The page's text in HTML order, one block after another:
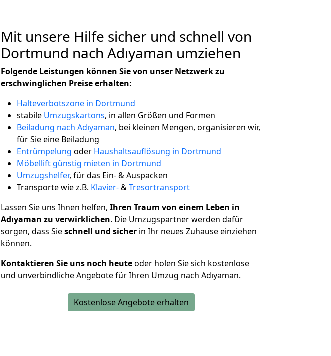
Mit unsere Hilfe sicher und schnell von
Dortmund nach Adıyaman umziehen
Folgende Leistungen können Sie von unser Netzwerk zu
erschwinglichen Preise erhalten:
Halteverbotszone in Dortmund
stabile Umzugskartons, in allen Größen und Formen
Beiladung nach Adıyaman, bei kleinen Mengen, organisieren wir,
für Sie eine Beiladung
Entrümpelung oder Haushaltsauflösung in Dortmund
Möbellift günstig mieten in Dortmund
Umzugshelfer, für das Ein- & Auspacken
Transporte wie z.B. Klavier-&Tresortransport
Lassen Sie uns Ihnen helfen, Ihren Traum von einem Leben in
Adıyaman zu verwirklichen. Die Umzugspartner werden dafür
sorgen, dass Sieschnell und sicher in Ihr neues Zuhause einziehen
können.
Kontaktieren Sie uns noch heuteoder holen Sie sich kostenlose
und unverbindliche Angebote für Ihren Umzug nach Adıyaman.
Kostenlose Angebote erhalten